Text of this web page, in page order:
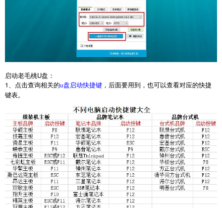
启动老毛桃U盘：
1、点击查询相关的u盘启动快捷键 ，后面要用到，也可以查看对应的快捷
键表。